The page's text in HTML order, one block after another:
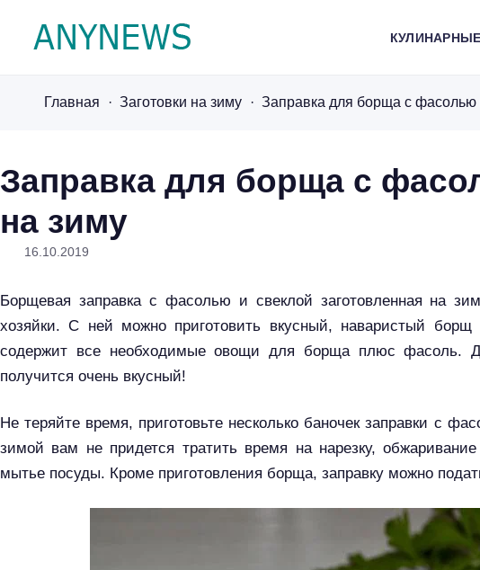
w
s
Главная Заготовки на зиму Заправка для борща с фасолью
Заправка для борща с
на зиму
16.10.2019
Борщевая заправка с фасолью и свеклой заготовленная на
хозяйки. С ней можно приготовить вкусный, наваристый борщ
содержит все необходимые овощи для борща плюс фасоль.
получится очень вкусный!
Не теряйте время, приготовьте несколько баночек заправки с
зимой вам не придется тратить время на нарезку,
мытье посуды. Кроме приготовления борща, заправку можно